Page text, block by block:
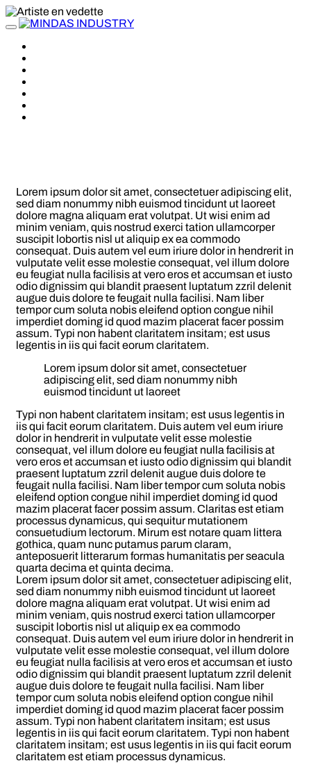
Toggle
Lorem ipsum dolor sit amet, consectetuer adipiscing elit,
sed diam nonummy nibh euismod tincidunt ut laoreet
dolore magna aliquam erat volutpat. Ut wisi enim ad
minim veniam, quis nostrud exerci tation ullamcorper
suscipit lobortis nisl ut aliquip ex ea commodo
consequat. Duis autem vel eum iriure dolor in hendrerit in
vulputate velit esse molestie consequat, vel illum dolore
eu feugiat nulla facilisis at vero eros et accumsan et iusto
odio dignissim qui blandit praesent luptatum zzril delenit
augue duis dolore te feugait nulla facilisi. Nam liber
tempor cum soluta nobis eleifend option congue nihil
imperdiet doming id quod mazim placerat facer possim
assum. Typi non habent claritatem insitam; est usus
legentis in iis qui facit eorum claritatem.
Lorem ipsum dolor sit amet, consectetuer
adipiscing elit, sed diam nonummy nibh
euismod tincidunt ut laoreet
Typi non habent claritatem insitam; est usus legentis in
iis qui facit eorum claritatem. Duis autem vel eum iriure
dolor in hendrerit in vulputate velit esse molestie
consequat, vel illum dolore eu feugiat nulla facilisis at
vero eros et accumsan et iusto odio dignissim qui blandit
praesent luptatum zzril delenit augue duis dolore te
feugait nulla facilisi. Nam liber tempor cum soluta nobis
eleifend option congue nihil imperdiet doming id quod
mazim placerat facer possim assum. Claritas est etiam
processus dynamicus, qui sequitur mutationem
consuetudium lectorum. Mirum est notare quam littera
gothica, quam nunc putamus parum claram,
anteposuerit litterarum formas humanitatis per seacula
quarta decima et quinta decima.
Lorem ipsum dolor sit amet, consectetuer adipiscing elit,
sed diam nonummy nibh euismod tincidunt ut laoreet
dolore magna aliquam erat volutpat. Ut wisi enim ad
minim veniam, quis nostrud exerci tation ullamcorper
suscipit lobortis nisl ut aliquip ex ea commodo
consequat. Duis autem vel eum iriure dolor in hendrerit in
vulputate velit esse molestie consequat, vel illum dolore
eu feugiat nulla facilisis at vero eros et accumsan et iusto
odio dignissim qui blandit praesent luptatum zzril delenit
augue duis dolore te feugait nulla facilisi. Nam liber
tempor cum soluta nobis eleifend option congue nihil
imperdiet doming id quod mazim placerat facer possim
assum. Typi non habent claritatem insitam; est usus
legentis in iis qui facit eorum claritatem. Typi non habent
claritatem insitam; est usus legentis in iis qui facit eorum
claritatem est etiam processus dynamicus.